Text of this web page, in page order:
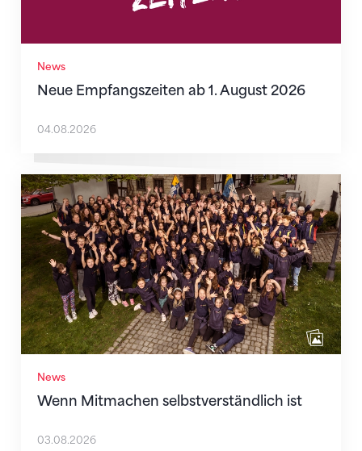
News
Neue Empfangszeiten ab 1. August 2026
04.08.2026
News
Wenn Mitmachen selbstverständlich ist
Wenn Mitmachen selbstverständlich ist
03.08.2026